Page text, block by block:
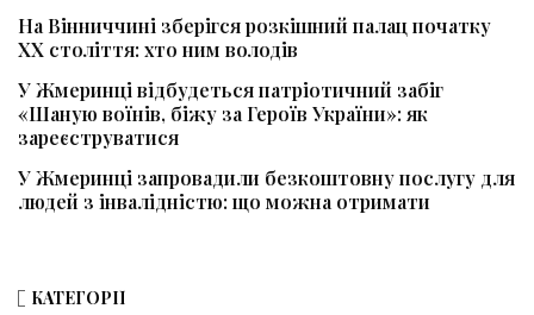
На Вінниччині зберігся розкішний палац початку
ХХ століття: хто ним володів
У Жмеринці відбудеться патріотичний забіг
«Шаную воїнів, біжу за Героїв України»: як
зареєструватися
У Жмеринці запровадили безкоштовну послугу для
людей з інвалідністю: що можна отримати
КАТЕГОРІЇ